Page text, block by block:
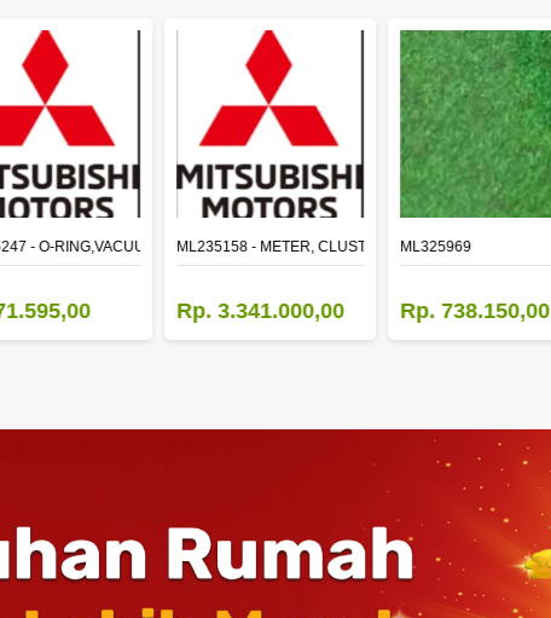
- O-RING,VACUUM PUMPML235158 - METER, CLUSTER CANTER
Rp. 3.341.000,00
ML325969
Rp. 738.150,00